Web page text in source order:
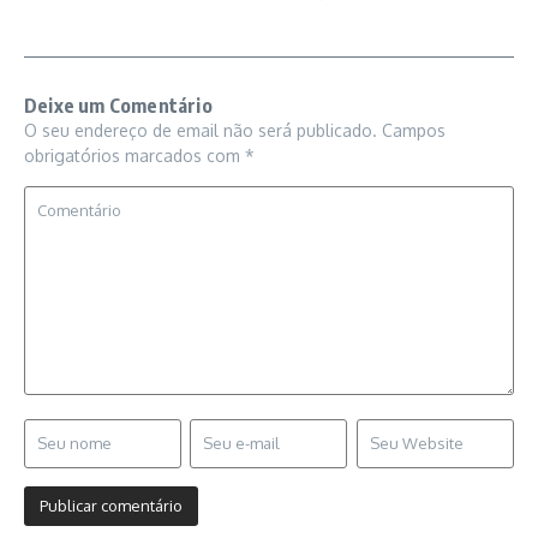
Deixe um Comentário
O seu endereço de email não será publicado. Campos
obrigatórios marcados com *